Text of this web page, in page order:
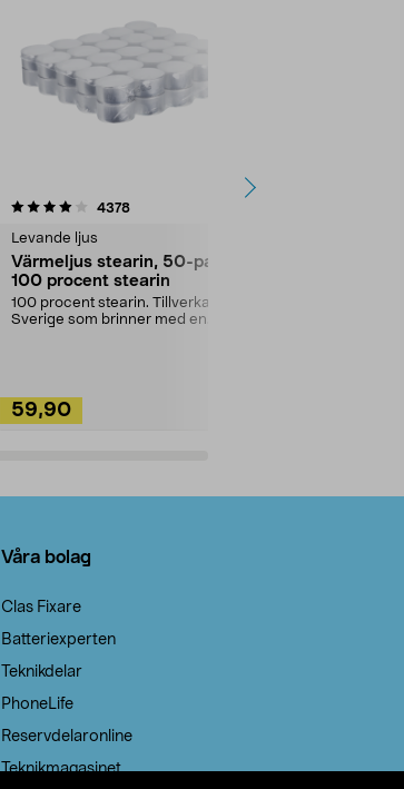
4378recensioner
Levande ljus
Värmeljus stearin, 50-pack,
100 procent stearin
100 procent stearin. Tillverkade i
Sverige som brinner med en
59,90
4.5av 5 stjärnor
Våra bolag
Clas Fixare
Batteriexperten
Teknikdelar
PhoneLife
Reservdelaronline
Teknikmagasinet